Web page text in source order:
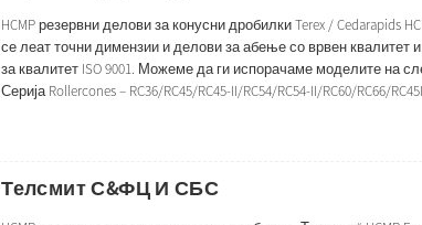
HCMP резервни делови за конусни дробилки Terex / Cedarapids
се леат точни димензии и делови за абење со врвен квалитет
за квалитет ISO 9001. Можеме да ги испорачаме моделите на
Серија Rollercones – RC36/RC45/RC45-II/RC54/RC54-II/RC60/RC66/
вклучуваат: Обвивка/подвижна обвивка Заптивен прстен
Телсмит С&ФЦ И СБС